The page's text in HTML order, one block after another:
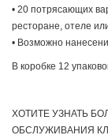
• 20 потрясающих
ресторане, отеле
• Возможно
В коробке 12
ХОТИТЕ УЗНАТЬ
ОБСЛУЖИВАНИЯ